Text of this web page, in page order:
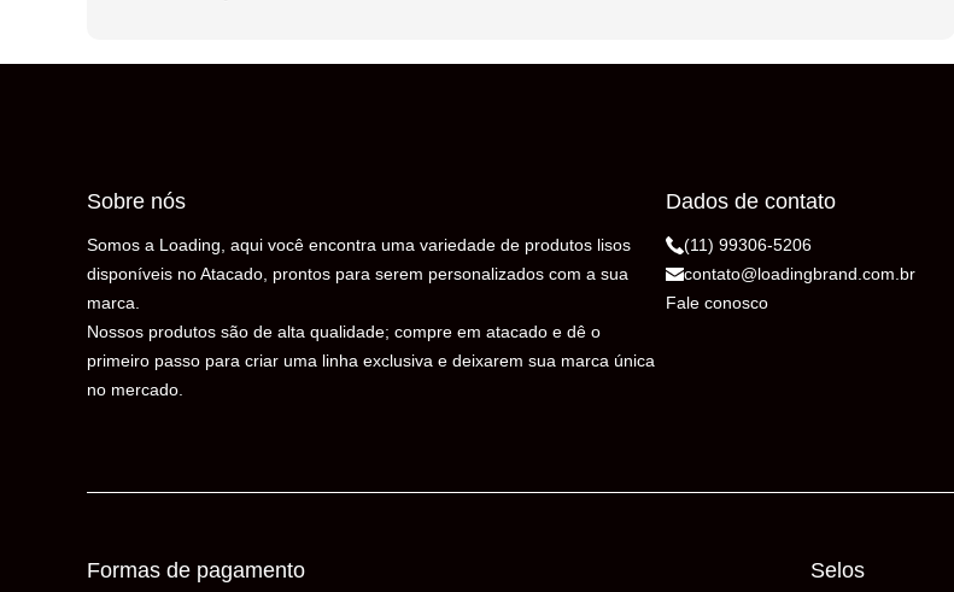
Sobre nós
Somos a Loading, aqui você encontra uma variedade de produtos lisos
disponíveis no Atacado, prontos para serem personalizados com a sua
marca.
Nossos produtos são de alta qualidade; compre em atacado e dê o
primeiro passo para criar uma linha exclusiva e deixarem sua marca única
no mercado.
Dados de contato
(11) 99306-5206
contato@loadingbrand.com.br
Fale conosco
Formas de pagamento Selos